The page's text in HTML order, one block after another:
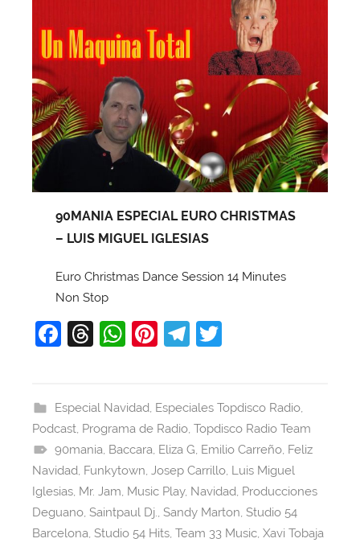
90MANIA ESPECIAL EURO CHRISTMAS
– LUIS MIGUEL IGLESIAS
Euro Christmas Dance Session 14 Minutes
Non Stop
F
e
b
o
o
k
T
a
d
s
W
s
A
p
p
Pi
e
st
T
gr
a
m
er
Especial Navidad, Especiales Topdisco Radio,
Podcast, Programa de Radio, Topdisco Radio Team
90mania, Baccara, Eliza G, Emilio Carreño, Feliz
Navidad, Funkytown, Josep Carrillo, Luis Miguel
Iglesias, Mr. Jam, Music Play, Navidad, Producciones
Deguano, Saintpaul Dj., Sandy Marton, Studio 54
Barcelona, Studio 54 Hits, Team 33 Music, Xavi Tobaja